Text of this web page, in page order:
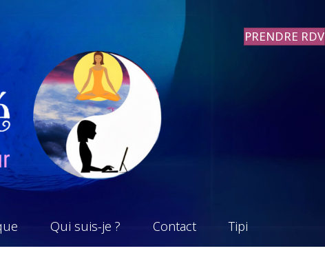
PRENDRE RDV
Qui suis-je ? Contact Tipi